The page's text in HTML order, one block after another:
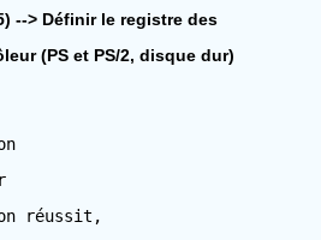
--> Définir le registre des
(PS et PS/2, disque dur)
réussit,